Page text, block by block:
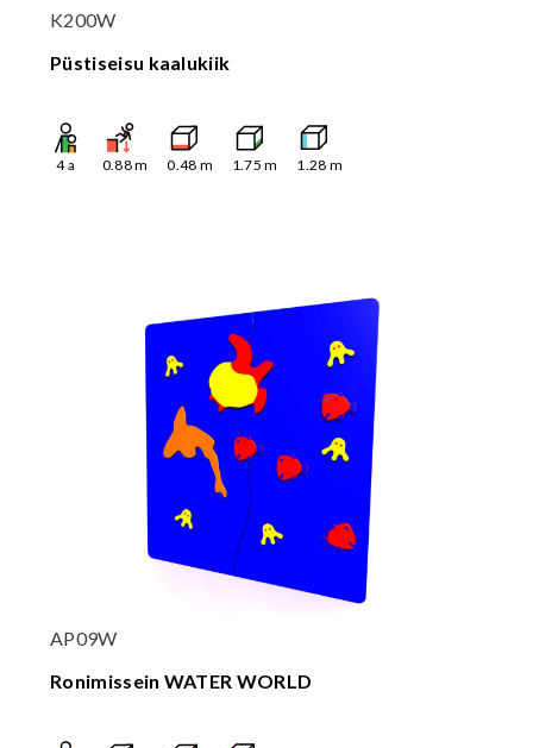
K200W
Püstiseisu kaalukiik
4a 0.88m 0.48 m 1.75 m 1.28 m
AP09W
Ronimissein WATER WORLD